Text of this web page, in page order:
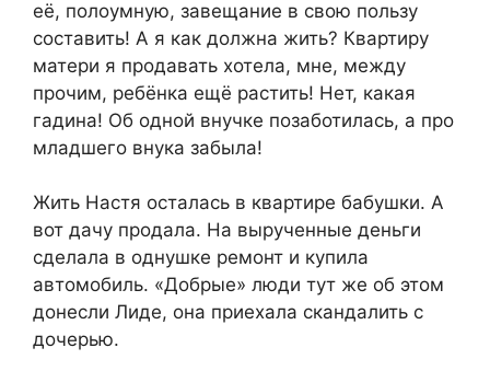
её, полоумную, завещание в свою пользу
составить! А я как должна жить? Квартиру
матери я продавать хотела, мне, между
прочим, ребёнка ещё растить! Нет, какая
гадина! Об одной внучке позаботилась, а про
младшего внука забыла!​
​Жить Настя осталась в квартире бабушки. А
вот дачу продала. На вырученные деньги
сделала в однушке ремонт и купила
автомобиль. «Добрые» люди тут же об этом
донесли Лиде, она приехала скандалить с
дочерью.​